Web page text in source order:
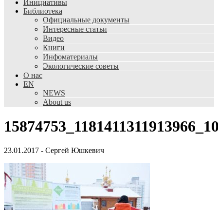
Инициативы
Библиотека
Официальные документы
Интересные статьи
Видео
Книги
Инфоматериалы
Экологические советы
О нас
EN
NEWS
About us
23.01.2017 - Сергей Юшкевич